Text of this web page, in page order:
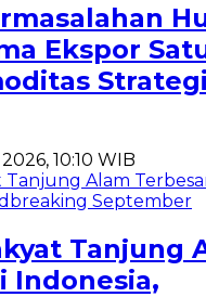
Ekspor
10:10 WIB
Tanjung
Indonesia,